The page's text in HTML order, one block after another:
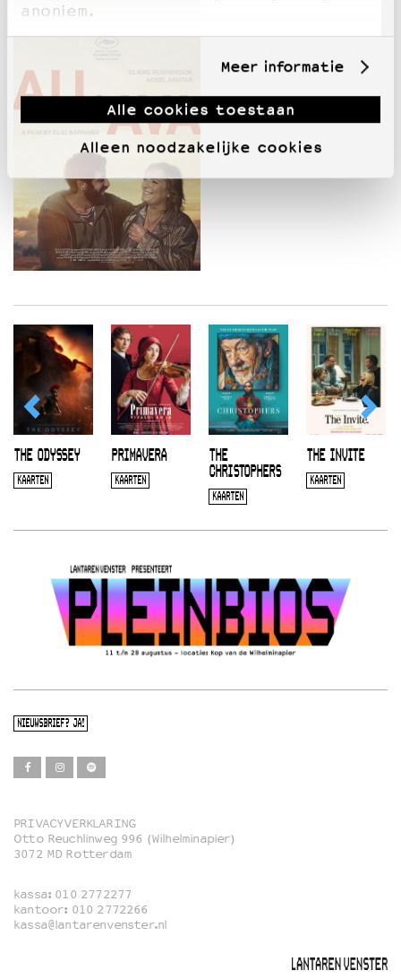
anoniem.
Meer informatie
Alle cookies toestaan
Alleen noodzakelijke cookies
THE ODYSSEY
KAARTEN
PRIMAVERA
KAARTEN
THE
CHRISTOPHERS
KAARTEN
THE INVITE
KAARTEN
NIEUWSBRIEF? JA!
Film
Familie
Film in English
PRIVACYVERKLARING
Otto Reuchlinweg 996 (Wilhelminapier)
3072 MD Rotterdam
kassa: 010 2772277
kantoor: 010 2772266
kassa@lantarenvenster.nl